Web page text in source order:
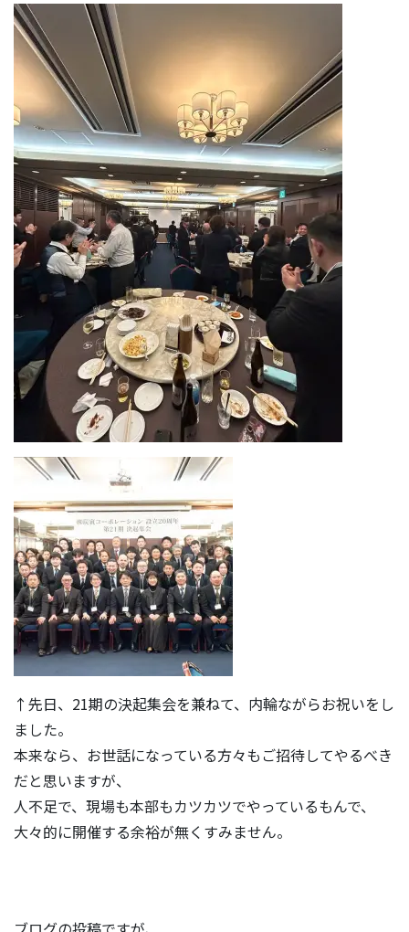
↑先日、21期の決起集会を兼ねて、内輪ながらお祝いをし
ました。
本来なら、お世話になっている方々もご招待してやるべき
だと思いますが、
人不足で、現場も本部もカツカツでやっているもんで、
大々的に開催する余裕が無くすみません。